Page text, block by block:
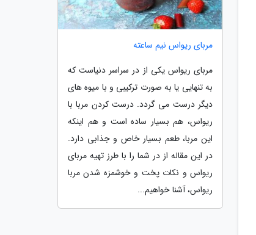
مربای ریواس نیم ساعته
مربای ریواس یکی از در سراسر دنیاست که
به تنهایی یا به صورت ترکیبی و با میوه های
دیگر درست می گردد. درست کردن مربا با
ریواس، هم بسیار ساده است و هم اینکه
این مربا، طعم بسیار خاص و جذابی دارد.
در این مقاله از در شما را با طرز تهیه مربای
ریواس و نکات پخت و خوشمزه شدن مربا
ریواس، آشنا خواهیم...